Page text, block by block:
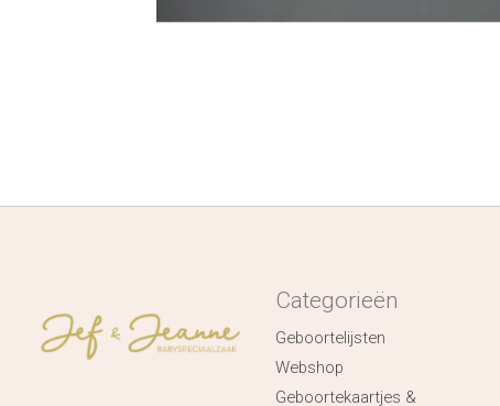
Categorieën
Geboortelijsten
Webshop
Geboortekaartjes &